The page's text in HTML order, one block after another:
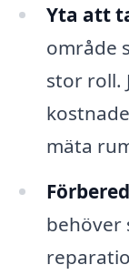
Yta att
område
stor roll.
mäta
behöver